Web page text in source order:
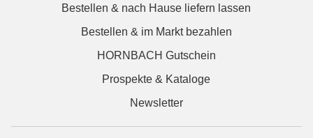
Bestellen & nach Hause liefern lassen
Bestellen & im Markt bezahlen
HORNBACH Gutschein
Prospekte & Kataloge
Newsletter